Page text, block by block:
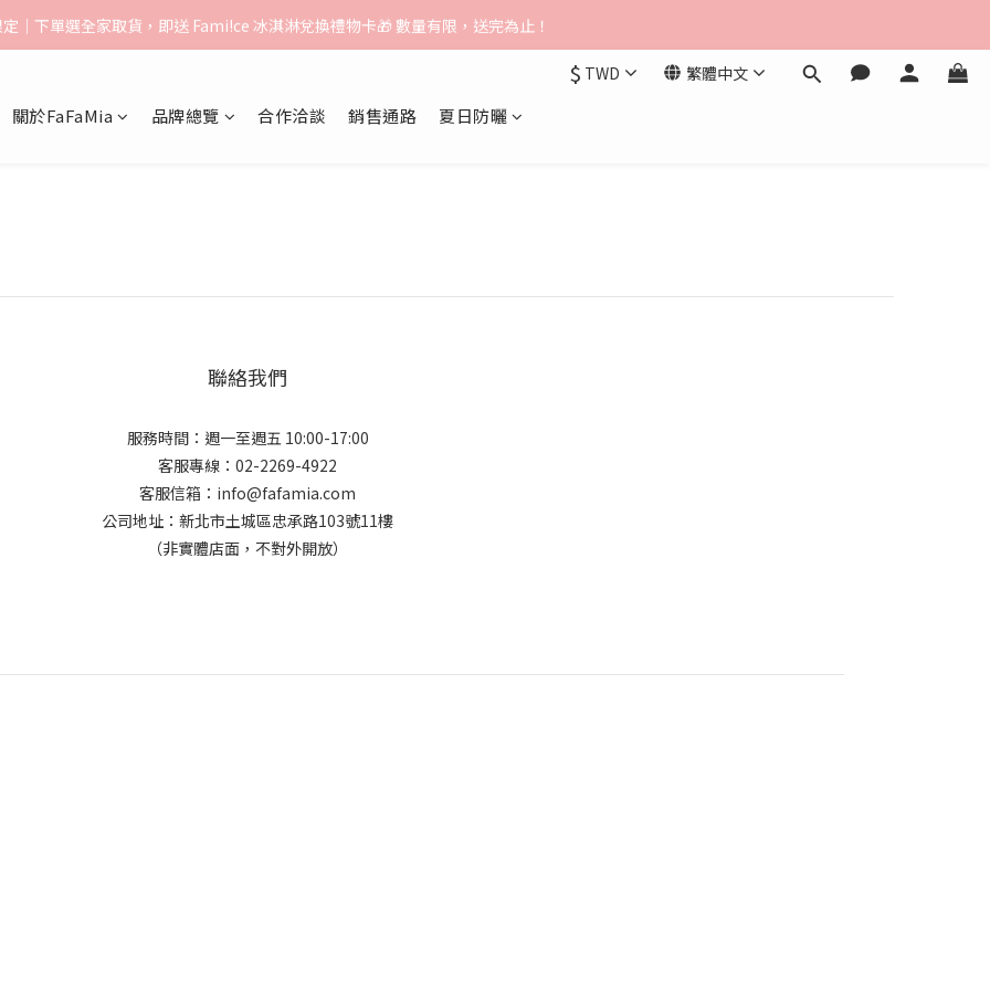
】：超取（先付款）$1000免運｜貨到付款/宅配$1500免運｜中港澳順豐$3000免運
定｜下單選全家取貨，即送 Fami!ce 冰淇淋兌換禮物卡🎁 數量有限，送完為止！
】：超取（先付款）$1000免運｜貨到付款/宅配$1500免運｜中港澳順豐$3000免運
$ TWD 繁體中文
關於FaFaMia 品牌總覽 合作洽談 銷售通路 夏日防曬
聯絡我們
服務時間：週一至週五 10:00-17:00
客服專線：02-2269-4922
客服信箱：info@fafamia.com
公司地址：新北市土城區忠承路103號11樓
（非實體店面，不對外開放）